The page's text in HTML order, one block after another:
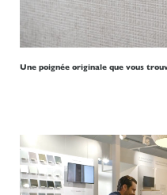
Une poignée originale que vous